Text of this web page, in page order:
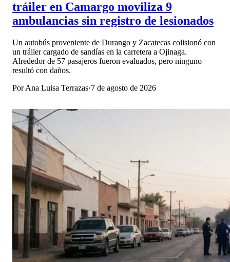
tráiler en Camargo moviliza 9
ambulancias sin registro de lesionados
Un autobús proveniente de Durango y Zacatecas colisionó con
un tráiler cargado de sandías en la carretera a Ojinaga.
Alrededor de 57 pasajeros fueron evaluados, pero ninguno
resultó con daños.
PorAna Luisa Terrazas·7 de agosto de 2026